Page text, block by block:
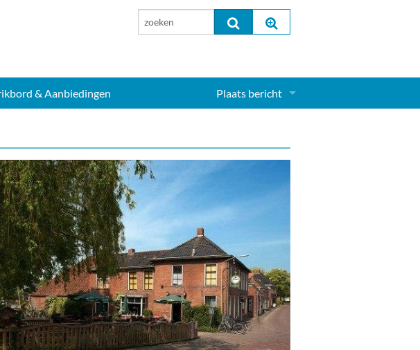
Fietsen
in Zuidhorn
& Aanbiedingen Plaats bericht